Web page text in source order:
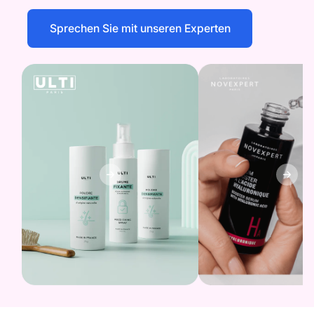
Sprechen Sie mit unseren Experten